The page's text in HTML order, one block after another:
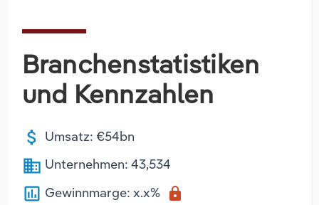
Branchenstatistiken
und Kennzahlen
attach_money Umsatz: €54bn
business Unternehmen: 43,534
poll Gewinnmarge: x.x% lock